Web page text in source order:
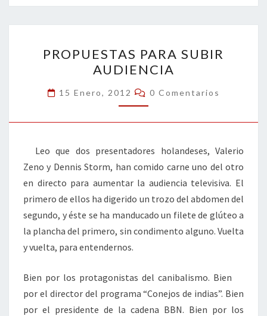
o
o
k
er dI
n
l
p
ar
tir
PARA
SUBIR
AUDIENCIA
PROPUESTAS PARA SUBIR
AUDIENCIA
15 Enero, 2012 Comentarios
0 Comentarios
Leo que dos presentadores holandeses, Valerio
Zeno y Dennis Storm, han comido carne uno del otro
en directo para aumentar la audiencia televisiva. El
primero de ellos ha digerido un trozo del abdomen del
segundo, y éste se ha manducado un filete de glúteo a
la plancha del primero, sin condimento alguno. Vuelta
y vuelta, para entendernos.
Bien por los protagonistas del canibalismo. Bien
por el director del programa “Conejos de indias”. Bien
por el presidente de la cadena BBN. Bien por los